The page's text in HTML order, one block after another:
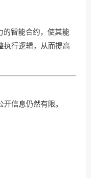
的智能合约，使其能
执行逻辑，从而提高
信息仍然有限。